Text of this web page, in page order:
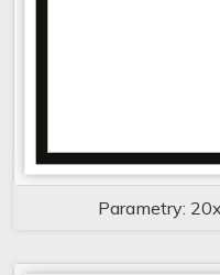
Parametry: